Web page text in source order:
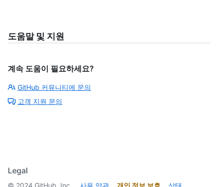
도움말 및 지원
계속 도움이 필요하세요?
GitHub 커뮤니티에 문의
고객 지원 문의
Legal
© 2024 GitHub, Inc. 사용 약관 개인 정보 보호 상태